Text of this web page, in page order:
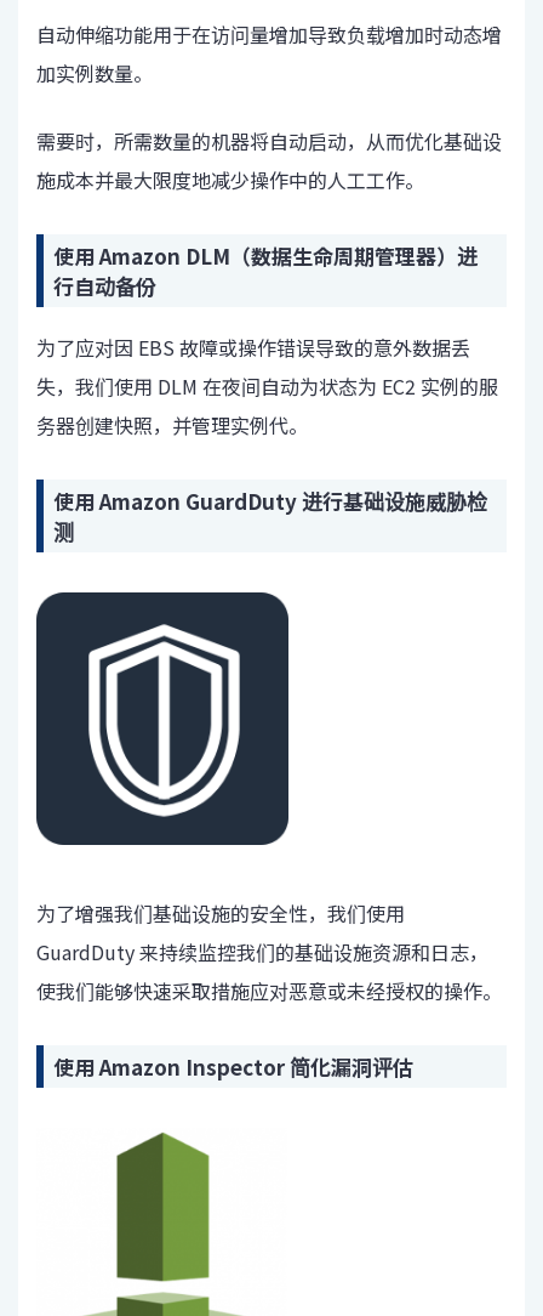
自动伸缩功能用于在访问量增加导致负载增加时动态增
加实例数量。
需要时，所需数量的机器将自动启动，从而优化基础设
施成本并最大限度地减少操作中的人工工作。
使用 Amazon DLM（数据生命周期管理器）进
行自动备份
为了应对因 EBS 故障或操作错误导致的意外数据丢
失，我们使用 DLM 在夜间自动为状态为 EC2 实例的服
务器创建快照，并管理实例代。
使用 Amazon GuardDuty 进行基础设施威胁检
测
为了增强我们基础设施的安全性，我们使用
GuardDuty 来持续监控我们的基础设施资源和日志，
使我们能够快速采取措施应对恶意或未经授权的操作。
使用 Amazon Inspector 简化漏洞评估